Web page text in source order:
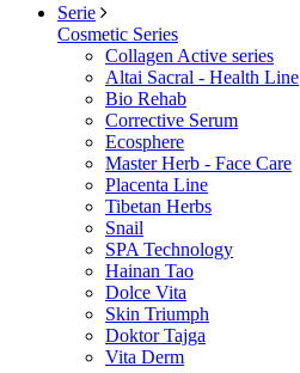
Serie
Cosmetic Series
Collagen Active series
Altai Sacral - Health Line
Bio Rehab
Corrective Serum
Ecosphere
Master Herb - Face Care
Placenta Line
Tibetan Herbs
Snail
SPA Technology
Hainan Tao
Dolce Vita
Skin Triumph
Doktor Tajga
Vita Derm